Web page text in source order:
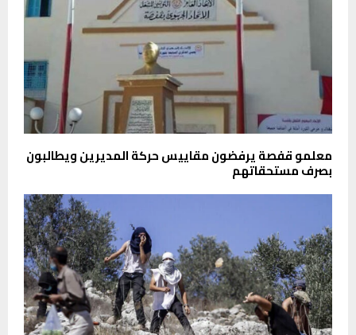
معلمو قفصة يرفضون مقاييس حركة المديرين ويطالبون
بصرف مستحقاتهم